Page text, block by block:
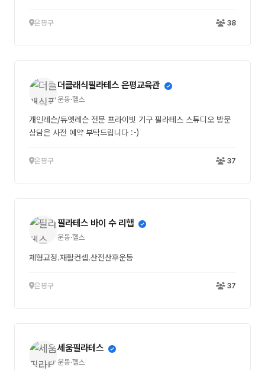
은평구 38
더클래식필라테스 은평교육관
운동·헬스
개인레슨/듀엣레슨 전문 프라이빗 기구 필라테스 스튜디오 방문
상담은 사전 예약 부탁드립니다 :-)
은평구 37
필라테스 바이 수 리햅
운동·헬스
체형교정.재활컨셉.산전산후운동
은평구 37
세움필라테스
운동·헬스